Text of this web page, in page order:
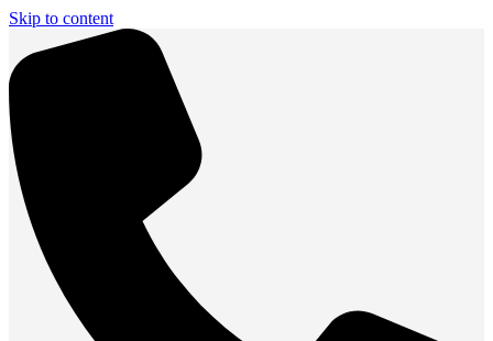
Skip to content